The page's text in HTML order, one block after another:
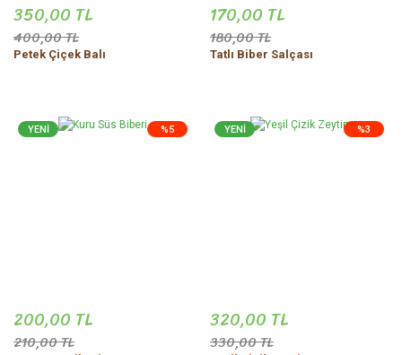
350,00 TL
400,00 TL
Petek Çiçek Balı
170,00 TL
180,00 TL
Tatlı Biber Salçası
%5
YENİ
200,00 TL
210,00 TL
%3
YENİ
320,00 TL
330,00 TL